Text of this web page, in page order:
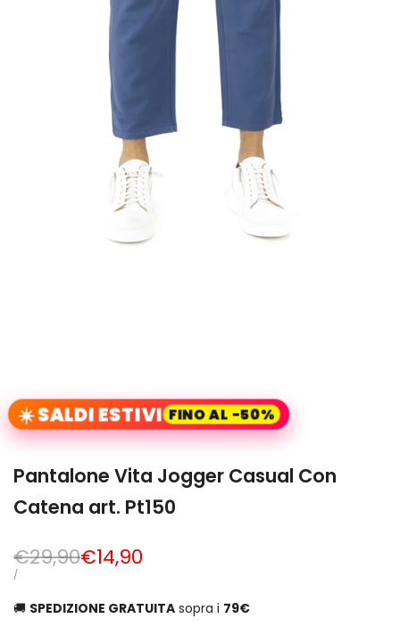
☀️ SALDI ESTIVI FINO AL -50%
Pantalone Vita Jogger Casual Con
Catena art. Pt150
Prezzo
normale
€29,90Prezzo
vendita
€14,90
PREZZO
/PER
🚚 SPEDIZIONE GRATUITA sopra i 79€